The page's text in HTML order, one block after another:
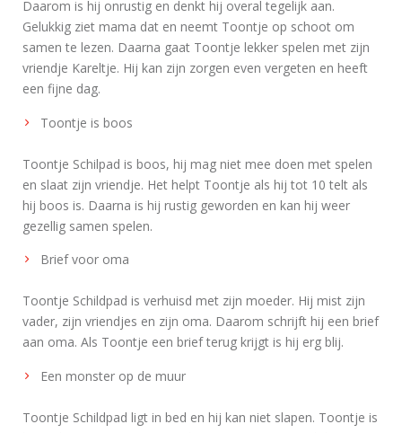
Daarom is hij onrustig en denkt hij overal tegelijk aan.
Gelukkig ziet mama dat en neemt Toontje op schoot om
samen te lezen. Daarna gaat Toontje lekker spelen met zijn
vriendje Kareltje. Hij kan zijn zorgen even vergeten en heeft
een fijne dag.
Toontje is boos
Toontje Schilpad is boos, hij mag niet mee doen met spelen
en slaat zijn vriendje. Het helpt Toontje als hij tot 10 telt als
hij boos is. Daarna is hij rustig geworden en kan hij weer
gezellig samen spelen.
Brief voor oma
Toontje Schildpad is verhuisd met zijn moeder. Hij mist zijn
vader, zijn vriendjes en zijn oma. Daarom schrijft hij een brief
aan oma. Als Toontje een brief terug krijgt is hij erg blij.
Een monster op de muur
Toontje Schildpad ligt in bed en hij kan niet slapen. Toontje is